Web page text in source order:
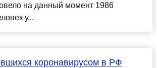
на данный момент 1986
у...
коронавирусом в РФ